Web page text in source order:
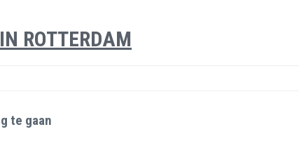
ROTTERDAM
te gaan